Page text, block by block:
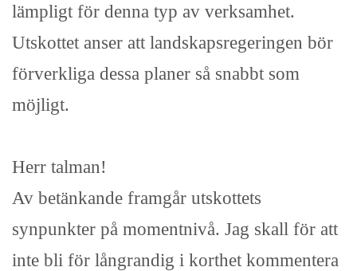
lämpligt för denna typ av verksamhet.
Utskottet anser att landskapsregeringen bör
förverkliga dessa planer så snabbt som
möjligt.
Herr talman!
Av betänkande framgår utskottets
synpunkter på momentnivå. Jag skall för att
inte bli för långrandig i korthet kommentera